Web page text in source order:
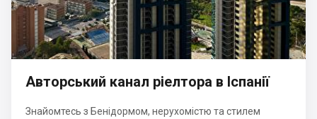
Авторський канал ріелтора в Іспанії
Знайомтесь з Бенідормом, нерухомістю та стилем